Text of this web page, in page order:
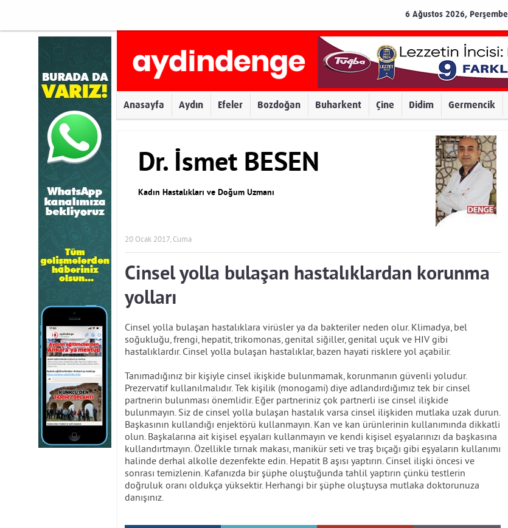
6 Ağustos 2026, Perşembe
Anasayfa Aydın Efeler Bozdoğan Buharkent Çine Didim Germencik
Dr. İsmet BESEN
Kadın Hastalıkları ve Doğum Uzmanı
20 Ocak 2017, Cuma
Cinsel yolla bulaşan hastalıklardan korunma
yolları
Cinsel yolla bulaşan hastalıklara virüsler ya da bakteriler neden olur. Klimadya, bel
soğukluğu, frengi, hepatit, trikomonas, genital siğiller, genital uçuk ve HIV gibi
hastalıklardır. Cinsel yolla bulaşan hastalıklar, bazen hayati risklere yol açabilir.
Tanımadığınız bir kişiyle cinsel ikişkide bulunmamak, korunmanın güvenli yoludur.
Prezervatif kullanılmalıdır. Tek kişilik (monogami) diye adlandırdığımız tek bir cinsel
partnerin bulunması önemlidir. Eğer partneriniz çok partnerli ise cinsel ilişkide
bulunmayın. Siz de cinsel yolla bulaşan hastalık varsa cinsel ilişkiden mutlaka uzak durun.
Başkasının kullandığı enjektörü kullanmayın. Kan ve kan ürünlerinin kullanımında dikkatli
olun. Başkalarına ait kişisel eşyaları kullanmayın ve kendi kişisel eşyalarınızı da başkasına
kullandırtmayın. Özellikle tırnak makası, manikür seti ve traş bıçağı gibi eşyaların kullanımı
halinde derhal alkolle dezenfekte edin. Hepatit B aşısı yaptırın. Cinsel ilişki öncesi ve
sonrası temizlenin. Kafanızda bir şüphe oluştuğunda tahlil yaptırın çünkü testlerin
doğruluk oranı oldukça yüksektir. Herhangi bir şüphe oluştuysa mutlaka doktorunuza
danışınız.